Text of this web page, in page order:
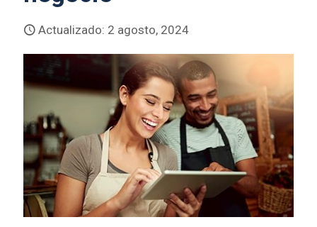
Actualizado: 2 agosto, 2024